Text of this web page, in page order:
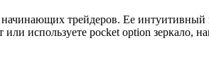
трейдеров. Ее
используете pocket option зеркало,